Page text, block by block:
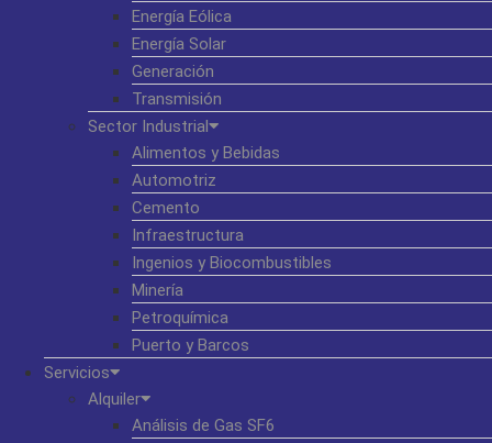
Energía Eólica
Energía Solar
Generación
Transmisión
Sector Industrial
Alimentos y Bebidas
Automotriz
Cemento
Infraestructura
Ingenios y Biocombustibles
Minería
Petroquímica
Puerto y Barcos
Servicios
Alquiler
Análisis de Gas SF6